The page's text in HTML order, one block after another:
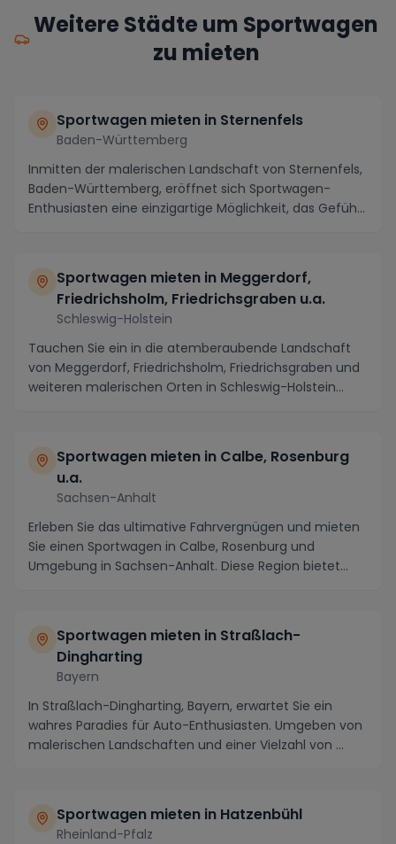
Weitere Städte um Sportwagen
zu mieten
Sportwagen mieten in Sternenfels
Baden-Württemberg
Inmitten der malerischen Landschaft von Sternenfels,
Baden-Württemberg, eröffnet sich Sportwagen-
Enthusiasten eine einzigartige Möglichkeit, das Gefüh...
Sportwagen mieten in Meggerdorf,
Friedrichsholm, Friedrichsgraben u.a.
Schleswig-Holstein
Tauchen Sie ein in die atemberaubende Landschaft
von Meggerdorf, Friedrichsholm, Friedrichsgraben und
weiteren malerischen Orten in Schleswig-Holstein...
Sportwagen mieten in Calbe, Rosenburg
u.a.
Sachsen-Anhalt
Erleben Sie das ultimative Fahrvergnügen und mieten
Sie einen Sportwagen in Calbe, Rosenburg und
Umgebung in Sachsen-Anhalt. Diese Region bietet
Sportwagen mieten in Straßlach-
Dingharting
Bayern
In Straßlach-Dingharting, Bayern, erwartet Sie ein
wahres Paradies für Auto-Enthusiasten. Umgeben von
malerischen Landschaften und einer Vielzahl von ...
Sportwagen mieten in Hatzenbühl
Rheinland-Pfalz